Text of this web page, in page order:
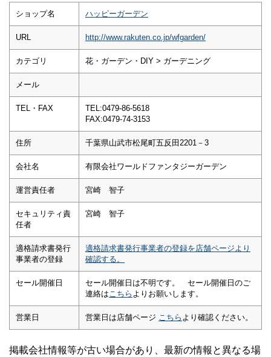
ショップ名 ハッピーガーデン
URL http://www.rakuten.co.jp/wfgarden/
カテゴリ 花・ガーデン・DIY > ガーデニング
メール
TEL・FAX
TEL:0479-86-5618
FAX:0479-74-3153
住所 千葉県山武市松尾町五反田2201－3
会社名 有限会社ワールドファンタジーガーデン
運営責任者 宮崎 智子
セキュリティ責
任者
宮崎 智子
適格請求書発行
事業者の登録
適格請求書発行事業者の登録を店舗ページより
確認する。
セール開催日
セール開催日は不明です。 セール開催日のご
連絡は こちら よりお願いします。
営業日 営業日は店舗ページ こちら より確認ください。
掲載会社情報等が古い場合があり、最新の情報と異なる場